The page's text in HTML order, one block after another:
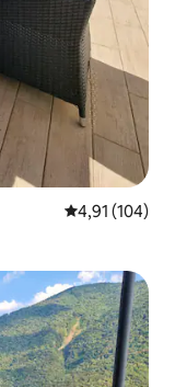
Gemiddelde
4,91 (104)